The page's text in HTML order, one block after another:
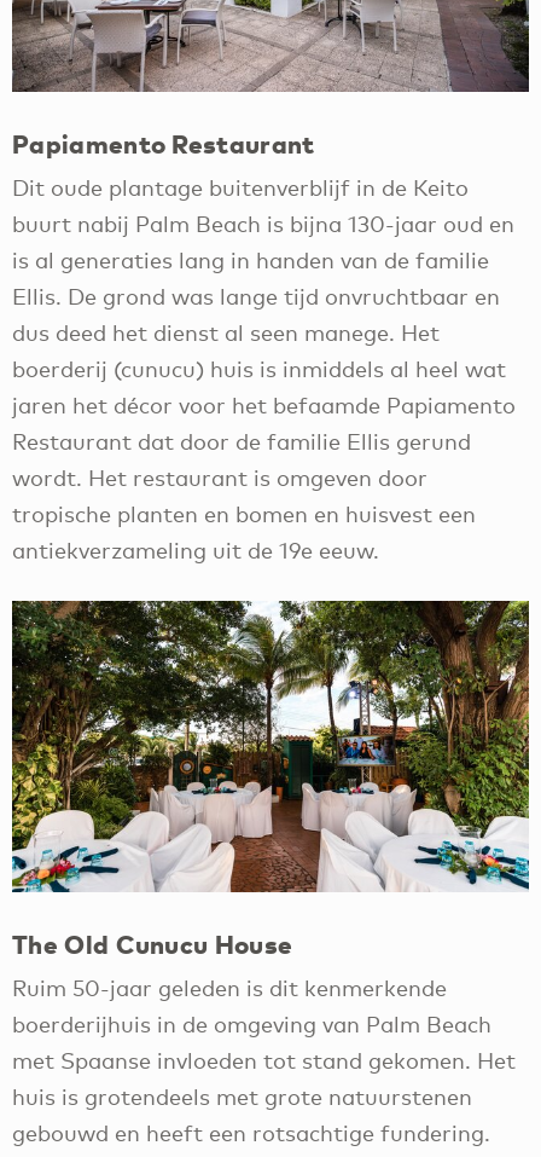
Papiamento Restaurant
Dit oude plantage buitenverblijf in de Keito
buurt nabij Palm Beach is bijna 130-jaar oud en
is al generaties lang in handen van de familie
Ellis. De grond was lange tijd onvruchtbaar en
dus deed het dienst al seen manege. Het
boerderij (cunucu) huis is inmiddels al heel wat
jaren het décor voor het befaamde Papiamento
Restaurant dat door de familie Ellis gerund
wordt. Het restaurant is omgeven door
tropische planten en bomen en huisvest een
antiekverzameling uit de 19e eeuw.
The Old Cunucu House
Ruim 50-jaar geleden is dit kenmerkende
boerderijhuis in de omgeving van Palm Beach
met Spaanse invloeden tot stand gekomen. Het
huis is grotendeels met grote natuurstenen
gebouwd en heeft een rotsachtige fundering.